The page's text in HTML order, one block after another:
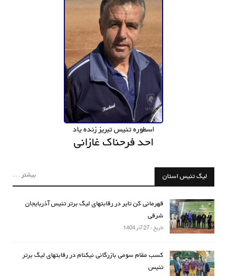
اسطوره تنیس تبریز زنده یاد
احد فرحناک غازانی
لیگ تنیس استان بیشتر ...
قهرمانی کن تایر در رقابتهای لیگ برتر تنیس آذربایجان
شرقی
تاریخ : 27 آذر 1404
کسب مقام سومی بازرگانی نیکنام در رقابتهای لیگ برتر
تنیس